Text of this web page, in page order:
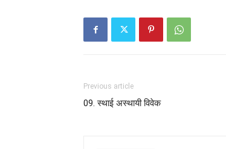
Previous article
09. स्थाई अस्थायी विवेक